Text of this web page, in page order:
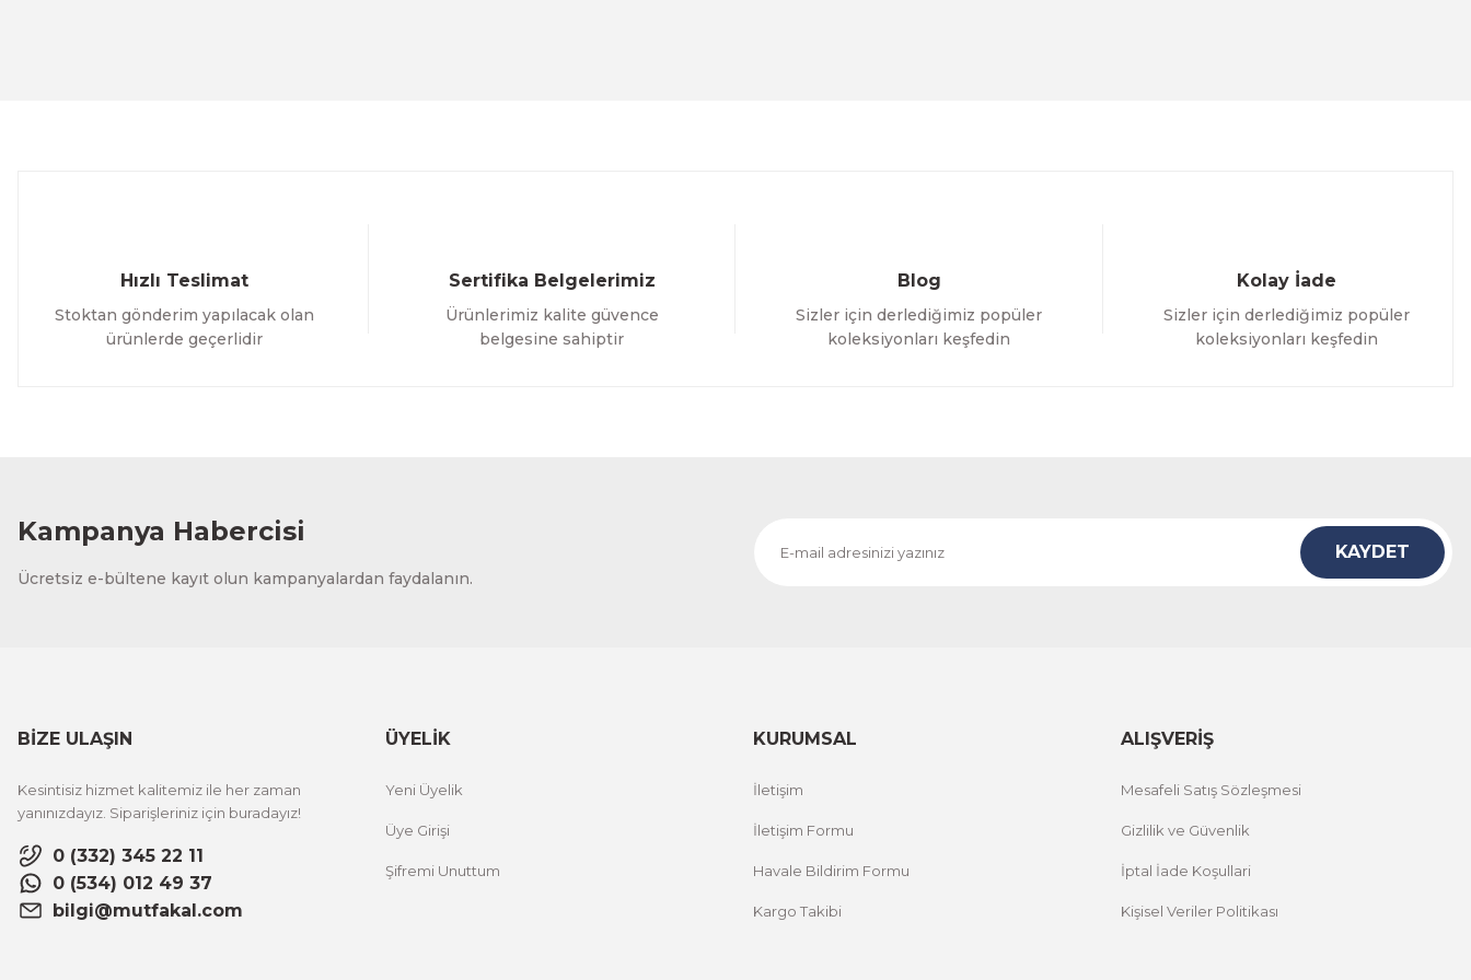
Hızlı Teslimat
Stoktan gönderim yapılacak olan
ürünlerde geçerlidir
Sertifika Belgelerimiz
Ürünlerimiz kalite güvence
belgesine sahiptir
Blog
Sizler için derlediğimiz popüler
koleksiyonları keşfedin
Kolay İade
Sizler için derlediğimiz popüler
koleksiyonları keşfedin
Kampanya Habercisi
Ücretsiz e-bültene kayıt olun kampanyalardan faydalanın.
KAYDET
BİZE ULAŞIN
Kesintisiz hizmet kalitemiz ile her zaman
yanınızdayız. Siparişleriniz için buradayız!
0 (332) 345 22 11
0 (534) 012 49 37
bilgi@mutfakal.com
ÜYELİK
Yeni Üyelik
Üye Girişi
Şifremi Unuttum
KURUMSAL
İletişim
İletişim Formu
Havale Bildirim Formu
Kargo Takibi
ALIŞVERİŞ
Mesafeli Satış Sözleşmesi
Gizlilik ve Güvenlik
İptal İade Koşullari
Kişisel Veriler Politikası